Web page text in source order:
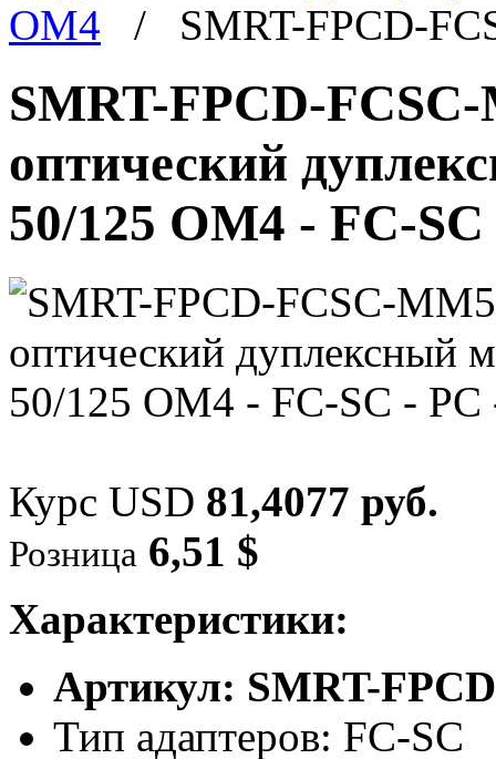
OM4 / SMRT-FPCD-
SMRT-FPCD-
оптический
50/125 OM4 - FC-
Курс USD 81,4077 руб.
Розница 6,51 $
Характеристики:
Артикул: SMRT-
Тип адаптеров: FC-SC